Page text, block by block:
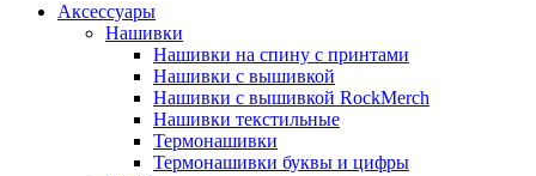
Аксессуары
Нашивки
Нашивки на спину с принтами
Нашивки с вышивкой
Нашивки с вышивкой RockMerch
Нашивки текстильные
Термонашивки
Термонашивки буквы и цифры